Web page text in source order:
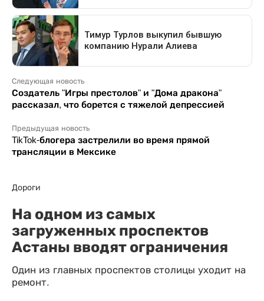
Следующая новость
Создатель "Игры престолов" и "Дома дракона"
рассказал, что борется с тяжелой депрессией
Предыдущая новость
TikTok-блогера застрелили во время прямой
трансляции в Мексике
Дороги
На одном из самых
загруженных проспектов
Астаны вводят ограничения
Один из главных проспектов столицы уходит на
ремонт.